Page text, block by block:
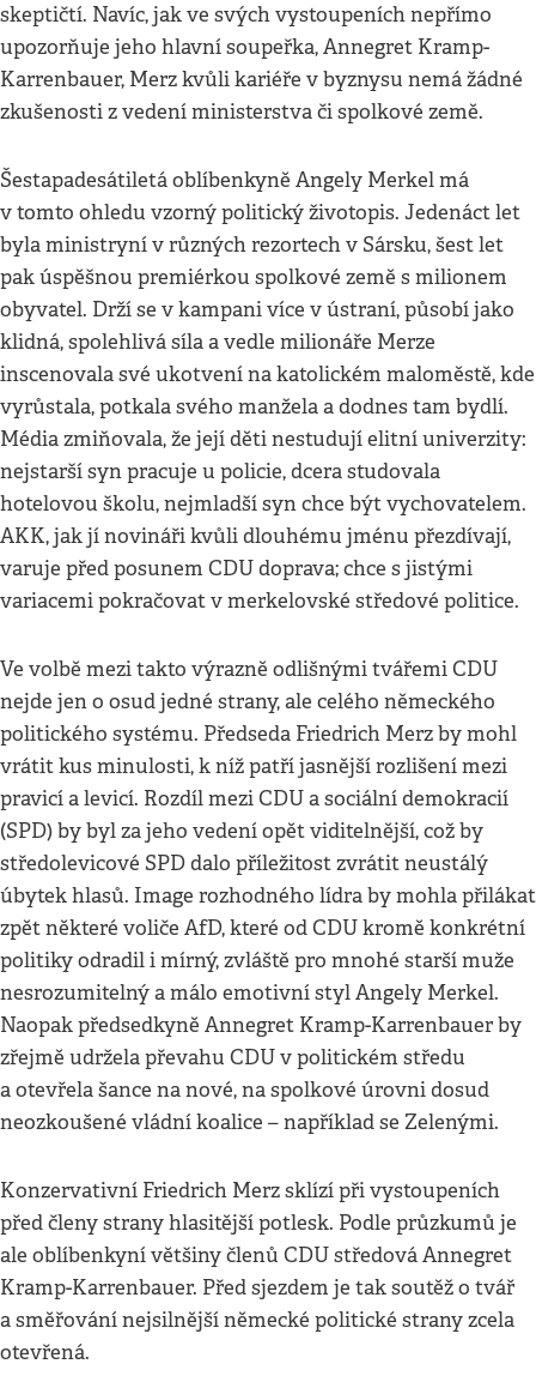
skeptičtí. Navíc, jak ve svých vystoupeních nepřímo
upozorňuje jeho hlavní soupeřka, Annegret Kramp-
Karrenbauer, Merz kvůli kariéře v byznysu nemá žádné
zkušenosti z vedení ministerstva či spolkové země.
Šestapadesátiletá oblíbenkyně Angely Merkel má
v tomto ohledu vzorný politický životopis. Jedenáct let
byla ministryní v různých rezortech v Sársku, šest let
pak úspěšnou premiérkou spolkové země s milionem
obyvatel. Drží se v kampani více v ústraní, působí jako
klidná, spolehlivá síla a vedle milionáře Merze
inscenovala své ukotvení na katolickém maloměstě, kde
vyrůstala, potkala svého manžela a dodnes tam bydlí.
Média zmiňovala, že její děti nestudují elitní univerzity:
nejstarší syn pracuje u policie, dcera studovala
hotelovou školu, nejmladší syn chce být vychovatelem.
AKK, jak jí novináři kvůli dlouhému jménu přezdívají,
varuje před posunem CDU doprava; chce s jistými
variacemi pokračovat v merkelovské středové politice.
Ve volbě mezi takto výrazně odlišnými tvářemi CDU
nejde jen o osud jedné strany, ale celého německého
politického systému. Předseda Friedrich Merz by mohl
vrátit kus minulosti, k níž patří jasnější rozlišení mezi
pravicí a levicí. Rozdíl mezi CDU a sociální demokracií
(SPD) by byl za jeho vedení opět viditelnější, což by
středolevicové SPD dalo příležitost zvrátit neustálý
úbytek hlasů. Image rozhodného lídra by mohla přilákat
zpět některé voliče AfD, které od CDU kromě konkrétní
politiky odradil i mírný, zvláště pro mnohé starší muže
nesrozumitelný a málo emotivní styl Angely Merkel.
Naopak předsedkyně Annegret Kramp-Karrenbauer by
zřejmě udržela převahu CDU v politickém středu
a otevřela šance na nové, na spolkové úrovni dosud
neozkoušené vládní koalice – například se Zelenými.
Konzervativní Friedrich Merz sklízí při vystoupeních
před členy strany hlasitější potlesk. Podle průzkumů je
ale oblíbenkyní většiny členů CDU středová Annegret
Kramp-Karrenbauer. Před sjezdem je tak soutěž o tvář
a směřování nejsilnější německé politické strany zcela
otevřená.